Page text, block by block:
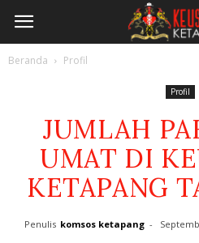
Beranda Profil
Profil
JUMLAH
UMAT DI
KETAPANG
Penulis komsos ketapang -